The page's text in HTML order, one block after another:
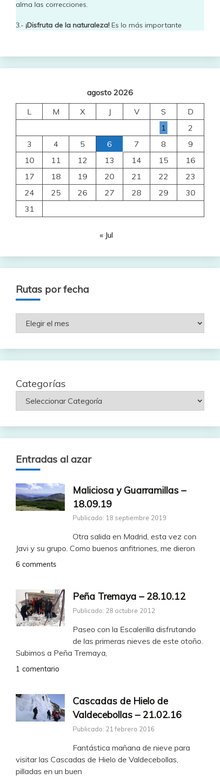
alma las correcciones.
3.- ¡Disfruta de la naturaleza! Es lo más importante
agosto 2026
L
M X J V S
D
1
2
3
4 5 6 7 8
9
10
11 12 13 14 15
16
17
18 19 20 21 22
23
24
25 26 27 28 29
30
31
« Jul
Rutas por fecha
Rutas
Categorías
Entradas al azar
Maliciosa y Guarramillas –
18.09.19
Publicado: 18 septiembre 2019
Otra salida en Madrid, esta vez con
Javi y su grupo. Como buenos anfitriones, me dieron
6 comments
Peña Tremaya – 28.10.12
Publicado: 28 octubre 2012
Paseo con la Escalerilla disfrutando
de las primeras nieves de este otoño.
Subimos a Peña Tremaya,
1 comentario
Cascadas de Hielo de
Valdecebollas – 21.02.16
Publicado: 21 febrero 2016
Fantástica mañana de nieve para
visitar las Cascadas de Hielo de Valdecebollas,
pilladas en un buen